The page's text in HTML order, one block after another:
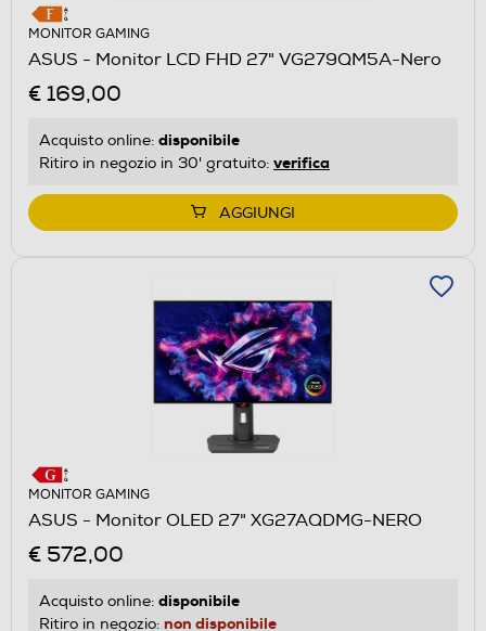
MONITOR GAMING
ASUS - Monitor LCD FHD 27" VG279QM5A-Nero
€ 169,00
Acquisto online: disponibile
Ritiro in negozio in 30' gratuito: verifica
AGGIUNGI
MONITOR GAMING
ASUS - Monitor OLED 27" XG27AQDMG-NERO
€ 572,00
Acquisto online: disponibile
Ritiro in negozio: non disponibile